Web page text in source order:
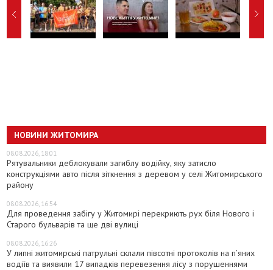
НОВИНИ ЖИТОМИРА
08.08.2026, 18:01
Рятувальники деблокували загиблу водійку, яку затисло
конструкціями авто після зіткнення з деревом у селі Житомирського
району
08.08.2026, 16:54
Для проведення забігу у Житомирі перекриють рух біля Нового і
Старого бульварів та ще дві вулиці
08.08.2026, 16:26
У липні житомирські патрульні склали півсотні протоколів на пʼяних
водіїв та виявили 17 випадків перевезення лісу з порушеннями